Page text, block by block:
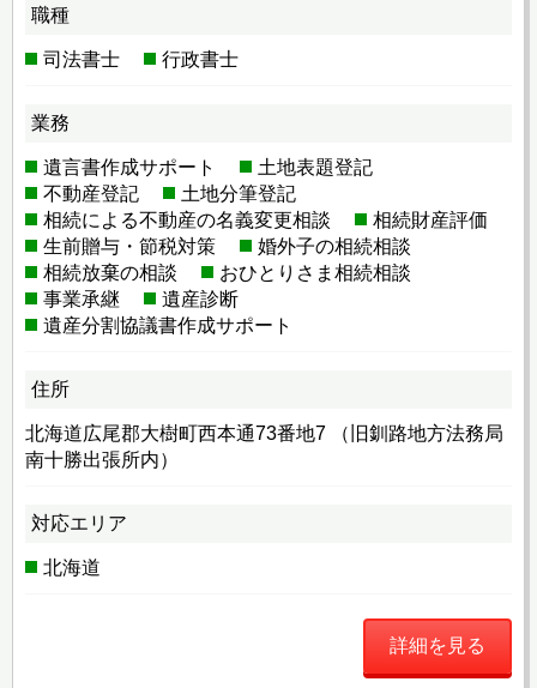
職種
司法書士 行政書士
業務
遺言書作成サポート
土地表題登記
不動産登記
土地分筆登記
相続による不動産の名義変更相談
相続財産評価
生前贈与・節税対策
婚外子の相続相談
相続放棄の相談
おひとりさま相続相談
事業承継
遺産診断
遺産分割協議書作成サポート
住所
北海道広尾郡大樹町西本通73番地7 （旧釧路地方法務局
南十勝出張所内）
対応エリア
北海道
詳細を見る